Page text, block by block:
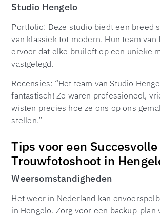
Studio Hengelo
Portfolio: Deze studio biedt een breed
van klassiek tot modern. Hun team van
ervoor dat elke bruiloft op een unieke
vastgelegd.
Recensies: “Het team van Studio
fantastisch! Ze waren professioneel,
wisten precies hoe ze ons op ons
stellen.”
Tips voor een Succesvolle
Trouwfotoshoot in
Weersomstandigheden
Het weer in Nederland kan
in Hengelo. Zorg voor een backup-plan